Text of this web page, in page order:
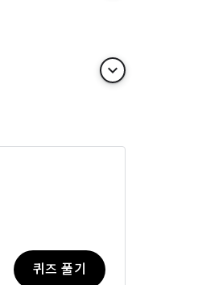
keyboard_arrow_down
퀴즈 풀기